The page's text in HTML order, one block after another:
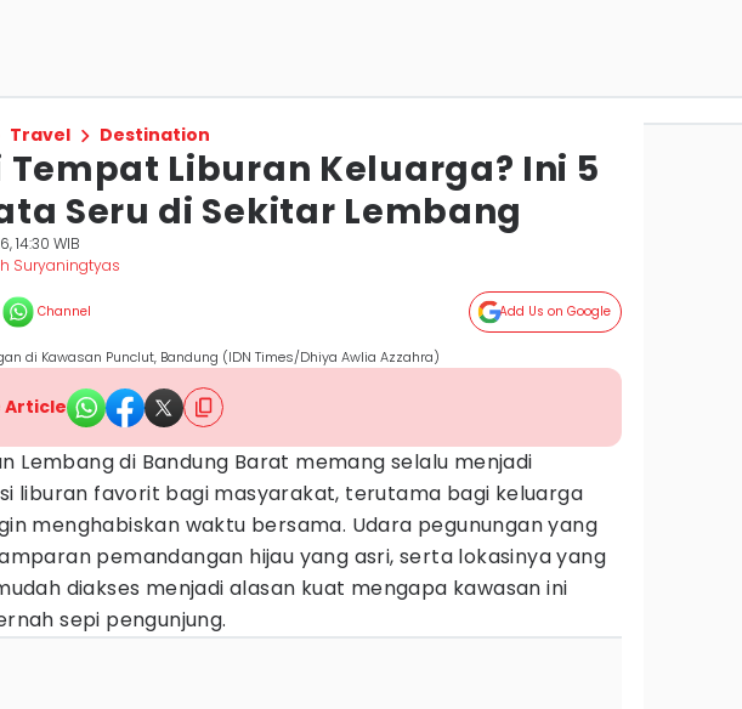
Travel Destination
Tempat Liburan Keluarga? Ini 5
Seru di Sekitar Lembang
14:30 WIB
Suryaningtyas
Channel Add Us on Google
di Kawasan Punclut, Bandung (IDN Times/Dhiya Awlia Azzahra)
Article
Lembang di Bandung Barat memang selalu menjadi
liburan favorit bagi masyarakat, terutama bagi keluarga
menghabiskan waktu bersama. Udara pegunungan yang
pemandangan hijau yang asri, serta lokasinya yang
diakses menjadi alasan kuat mengapa kawasan ini
sepi pengunjung.